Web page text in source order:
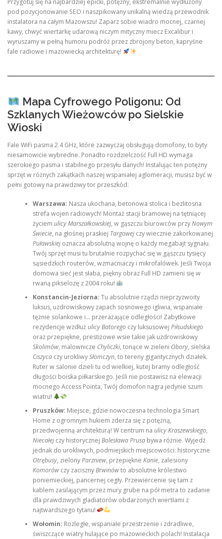
Przygotuj się na najbardziej epicki, potężny, ekstremalnie wydłużony
pod pozycjonowanie SEO i naszpikowany unikalną wiedzą przewodnik
instalatora na całym Mazowszu! Zaparz sobie wiadro mocnej, czarnej
kawy, chwyć wiertarkę udarową niczym mityczny miecz Excalibur i
wyruszamy w pełną humoru podróż przez zbrojony beton, kapryśne
fale radiowe i mazowiecką architekturę!
Mapa Cyfrowego Poligonu: Od
Szklanych Wieżowców po Sielskie
Wioski
Fale WiFi pasma 2.4 GHz, które zazwyczaj obsługują domofony, to byty
niesamowicie wybredne. Ponadto rozdzielczość Full HD wymaga
szerokiego pasma i stabilnego przesyłu danych! Instalując ten potężny
sprzęt w różnych zakątkach naszej wspaniałej aglomeracji, musisz być w
pełni gotowy na prawdziwy tor przeszkód:
Warszawa: Nasza ukochana, betonowa stolica i bezlitosna
strefa wojen radiowych! Montaż stacji bramowej na tętniącej
życiem ulicy Marszałkowskiej, w gąszczu biurowców przyNowym
Świecie, na głośnej praskiej Targowejczy wiecznie zakorkowanej
Puławskiejoznacza absolutną wojnę o każdy megabajt sygnału.
Twój sprzęt musi tu brutalnie rozpychać się w gąszczu tysięcy
sąsiedzkich routerów, wzmacniaczy i mikrofalówek. Jeśli Twoja
domowa sieć jest słaba, piękny obraz Full HD zamieni się w
rwaną pikselozę z 2004 roku!
Konstancin-Jeziorna: Tu absolutnie rządzi nieprzyzwoity
luksus, uzdrowiskowy zapach sosnowego igliwia, wspaniałe
tężnie solankowe i… przerażające odległości! Zabytkowe
rezydencje wzdłużulicy Batoregoczy luksusowej Piłsudskiego
oraz przepiękne, prestiżowe wsie takie jak uzdrowiskowy
Skolimów, malownicze Chyliczki, tonące w zieleni Obory, sielska
Ciszycaczy urokliwySłomczyn, to tereny gigantycznych działek.
Ruter w salonie dzieli tu od wielkiej, kutej bramy odległość
długości boiska piłkarskiego. Jeśli nie postawisz na elewacji
mocnego Access Pointa, Twój domofon nagra jedynie szum
wiatru!
Pruszków: Miejsce, gdzie nowoczesna technologia Smart
Home z ogromnym hukiem zderza się z potężną,
przedwojenną architekturą! W centrum na ulicy Kraszewskiego,
Niecałejczy historycznej Bolesława Prusabywa różnie. Wyjedź
jednak do urokliwych, podmiejskich miejscowości: historyczne
Otrębusy, zielonyParzniew, przepiękne Kanie, zalesiony
Komorówczy zacisznyBrwinówto absolutne królestwo
poniemieckiej, pancernej cegły. Przewiercenie się tam z
kablem zasilającym przez mury grube na pół metra to zadanie
dla prawdziwych gladiatorów obdarzonych wiertłami z
najtwardszego tytanu!
Wołomin: Rozległe, wspaniałe przestrzenie i zdradliwe,
świszczące wiatry hulające po mazowieckich polach! Instalacja